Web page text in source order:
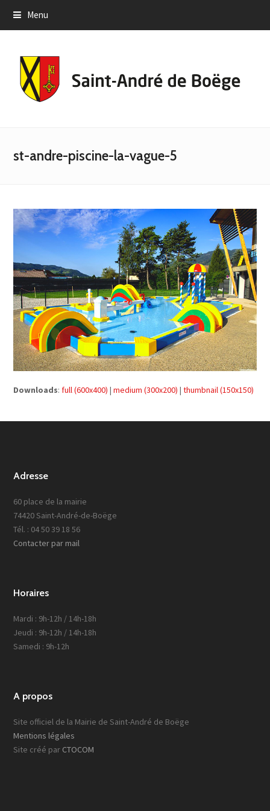
Menu
st-andre-piscine-la-vague-5
Downloads: full (600x400) |medium (300x200) |thumbnail (150x150)
Adresse
60 place de la mairie
74420 Saint-André-de-Boëge
Tél. : 04 50 39 18 56
Contacter par mail
Horaires
Mardi : 9h-12h / 14h-18h
Jeudi : 9h-12h / 14h-18h
Samedi : 9h-12h
A propos
Site officiel de la Mairie de Saint-André de Boëge
Mentions légales
Site créé par CTOCOM